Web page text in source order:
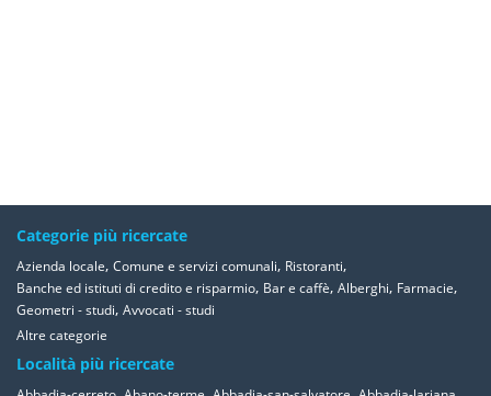
Categorie più ricercate
Azienda locale, Comune e servizi comunali, Ristoranti,
Banche ed istituti di credito e risparmio, Bar e caffè, Alberghi, Farmacie,
Geometri - studi, Avvocati - studi
Altre categorie
Località più ricercate